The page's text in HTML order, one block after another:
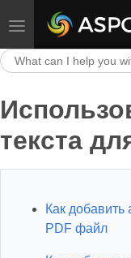
Toggle navigation
текста
Как
PDF файл